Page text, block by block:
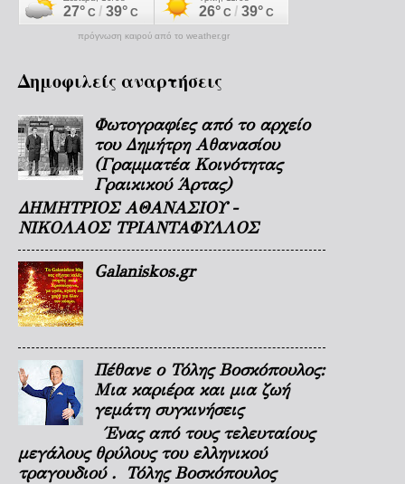
πρόγνωση καιρού από το weather.gr
Δημοφιλείς αναρτήσεις
Φωτογραφίες από το αρχείο
του Δημήτρη Αθανασίου
(Γραμματέα Κοινότητας
Γραικικού Άρτας)
ΔΗΜΗΤΡΙΟΣ ΑΘΑΝΑΣΙΟΥ -
ΝΙΚΟΛΑΟΣ ΤΡΙΑΝΤΑΦΥΛΛΟΣ
Galaniskos.gr
Πέθανε ο Τόλης Βοσκόπουλος:
Μια καριέρα και μια ζωή
γεμάτη συγκινήσεις
Ένας από τους τελευταίους
μεγάλους θρύλους του ελληνικού
τραγουδιού . Τόλης Βοσκόπουλος